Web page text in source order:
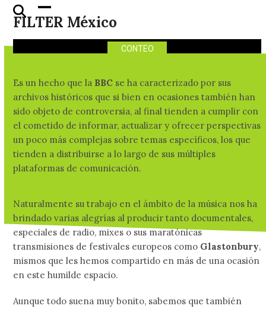
Skip
FILTER México
Open
mobile
Close
mobile
CONTEO
esenciales de la BBC
Es un hecho que la BBC se ha caracterizado por sus
archivos históricos que si bien en ocasiones también han
sido objeto de controversia, al final tienden a cumplir con
el cometido de informar, actualizar y ofrecer perspectivas
un poco más complejas sobre temas específicos, los que
tienden a distribuirse a lo largo de sus múltiples
plataformas de comunicación.
Naturalmente su trabajo en el ámbito de la música nos ha
brindado varias alegrías al producir tanto documentales,
especiales de radio, mixes o sus maratónicas
transmisiones de festivales europeos como Glastonbury,
mismos que les hemos compartido en más de una ocasión
en este humilde espacio.
Aunque todo suena muy bonito, sabemos que también